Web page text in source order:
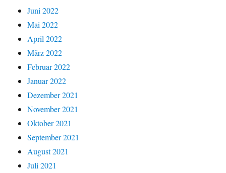
Juni 2022
Mai 2022
April 2022
März 2022
Februar 2022
Januar 2022
Dezember 2021
November 2021
Oktober 2021
September 2021
August 2021
Juli 2021